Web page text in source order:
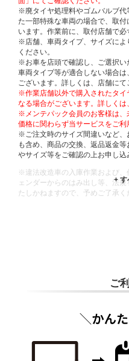
※廃タイヤ処理料やゴムバルブ代
た一部特殊な車両の場合で、取
います。作業前に、取付店舗で必
※店舗、車両タイプ、サイズによ
ください。
※お車を店頭で確認し、ご選択い
車両タイプ等が適合しない場合
ございます。詳しくは、店舗にて
※作業店舗以外で購入されたタイ
なる場合がございます。詳しくは
※メンテパック会員のお客様は、
価格に関わらず当サービスをご利
※ご注文時のサイズ間違いなど、
も含め、商品の交換、返品返金
やサイズ等をご確認の上お申し込
※違法改造車の入庫作業および、
ェンダーからのはみ出し等、法
たしかねますので、予めご了承く
ご